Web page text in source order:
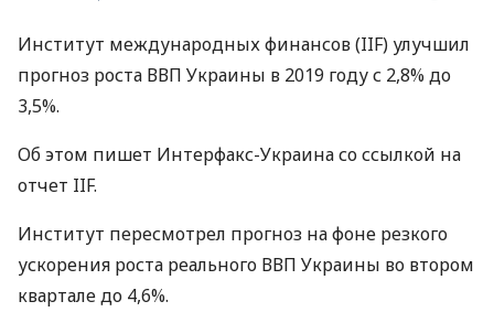
Институт международных финансов (IIF) улучшил
прогноз роста ВВП Украины в 2019 году с 2,8% до
3,5%.
Об этом пишет Интерфакс-Украина со ссылкой на
отчет IIF.
Институт пересмотрел прогноз на фоне резкого
ускорения роста реального ВВП Украины во втором
квартале до 4,6%.